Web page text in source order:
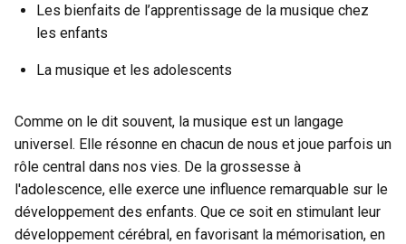
Les bienfaits de l’apprentissage de la musique chez
les enfants
La musique et les adolescents
Comme on le dit souvent, la musique est un langage
universel. Elle résonne en chacun de nous et joue parfois un
rôle central dans nos vies. De la grossesse à
l'adolescence, elle exerce une influence remarquable sur le
développement des enfants. Que ce soit en stimulant leur
développement cérébral, en favorisant la mémorisation, en